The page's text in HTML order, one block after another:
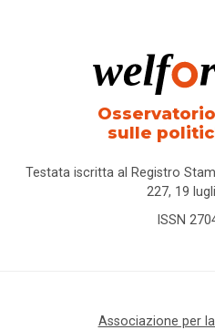
sulle
Testata iscritta al Registro
227, 19
ISSN
Associazione per